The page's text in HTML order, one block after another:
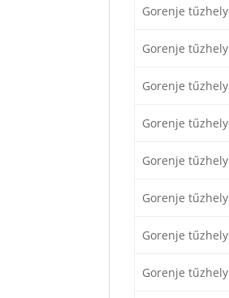
Gorenje tűzhely
Gorenje tűzhely
Gorenje tűzhely
Gorenje tűzhely
Gorenje tűzhely
Gorenje tűzhely
Gorenje tűzhely
Gorenje tűzhely